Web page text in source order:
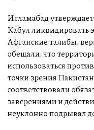
Исламабад
Кабул ликвидировать
Афганские талибы,
обещали, что
использоваться
точки зрения
соответствовали
заверениями и
неуклонно подрывал